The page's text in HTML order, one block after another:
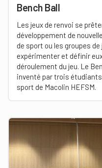
Bench Ball
Les jeux de renvoi se
développement de
de sport ou les groupes
expérimenter et définir
déroulement du jeu. Le
inventé par trois
sport de Macolin HEFSM.